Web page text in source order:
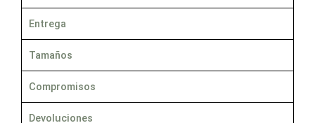
Entrega
Tamaños
Compromisos
Devoluciones